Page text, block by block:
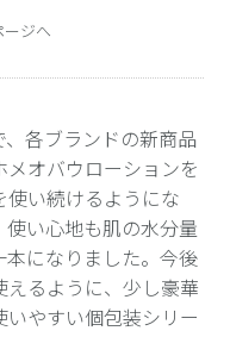
ジへ
各ブランドの新商品
オバウローションを
い続けるようにな
い心地も肌の水分量
になりました。今後
るように、少し豪華
やすい個包装シリー